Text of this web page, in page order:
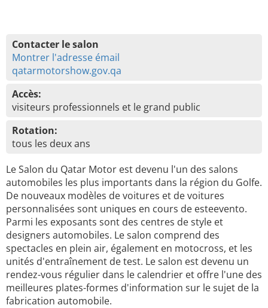
Contacter le salon
Montrer l'adresse émail
qatarmotorshow.gov.qa
Accès:
visiteurs professionnels et le grand public
Rotation:
tous les deux ans
Le Salon du Qatar Motor est devenu l'un des salons
automobiles les plus importants dans la région du Golfe.
De nouveaux modèles de voitures et de voitures
personnalisées sont uniques en cours de esteevento.
Parmi les exposants sont des centres de style et
designers automobiles. Le salon comprend des
spectacles en plein air, également en motocross, et les
unités d'entraînement de test. Le salon est devenu un
rendez-vous régulier dans le calendrier et offre l'une des
meilleures plates-formes d'information sur le sujet de la
fabrication automobile.